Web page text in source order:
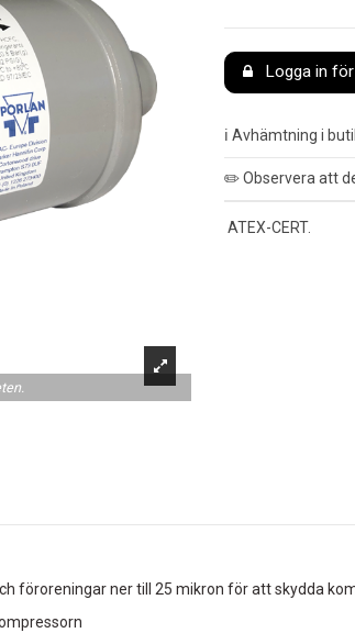
Logga in
ℹ️ Avhämtning i
✏️ Observera att
ATEX-CERT.
föroreningar ner till 25 mikron för att skydda